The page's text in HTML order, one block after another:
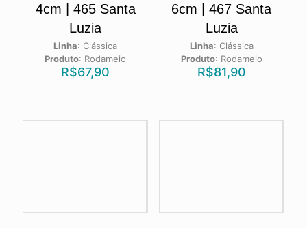
4cm | 465 Santa
Luzia
Linha:Clássica
Produto: Rodameio
R$67,90
6cm | 467 Santa
Luzia
Linha: Clássica
Produto: Rodameio
R$81,90